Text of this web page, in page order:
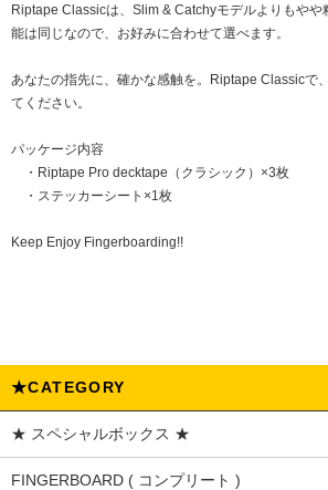
Riptape Classicは、Slim & Catchyモデルよりもやや
能は同じなので、お好みに合わせて選べます。
あなたの指先に、確かな感触を。Riptape Classicで
てください。
パッケージ内容
・Riptape Pro decktape（クラシック）×3枚
・ステッカーシート×1枚
Keep Enjoy Fingerboarding!!
★CATEGORY
★ スペシャルボックス ★
FINGERBOARD ( コンプリート )